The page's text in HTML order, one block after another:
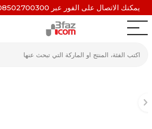
يمكنك الاتصال على الفور عبر Whatsapp +908502700300